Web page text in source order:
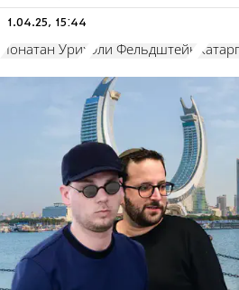
1.04.25, 15:44
Йонатан Урих Эли Фельдштейн